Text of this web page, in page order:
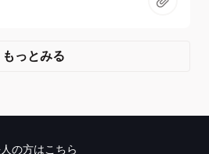
もっとみる
の方はこちら